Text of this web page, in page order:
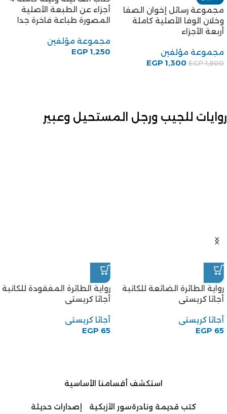
مجموعة رسائل إخوان الصفا
وخلان الوفا الأصلية كاملة
أربعة الأجزاء
مجموعة مؤلفين
EGP1,800
EGP 1,300
أجزاء عن الطبعة الأصلية
المصورة طباعة فاخرة جدا
مجموعة مؤلفين
EGP 1,250
روايات للجيب ورجل المستحيل وعبير
رواية الطائرة الضائعة للكاتبة
أجاثا كريستى
أجاثا كريستى
EGP 65
رواية الطائرة المفقودة للكاتبة
أجاثا كريستى
أجاثا كريستى
EGP 65
استكشف أقسامنا الأساسية
كتب قديمة ونادرةسور الأزبكية إصدارات حديثة